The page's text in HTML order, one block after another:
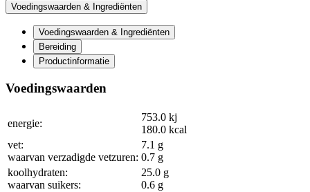
Voedingswaarden & Ingrediënten
Voedingswaarden & Ingrediënten
Bereiding
Productinformatie
Voedingswaarden
energie:
753.0 kj
180.0 kcal
vet:
waarvan verzadigde vetzuren:
7.1 g
0.7 g
koolhydraten:
waarvan suikers:
25.0 g
0.6 g